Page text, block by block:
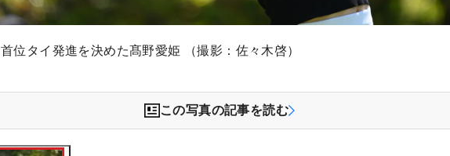
首位タイ発進を決めた髙野愛姫 （撮影：佐々木啓）
この写真の記事を読む